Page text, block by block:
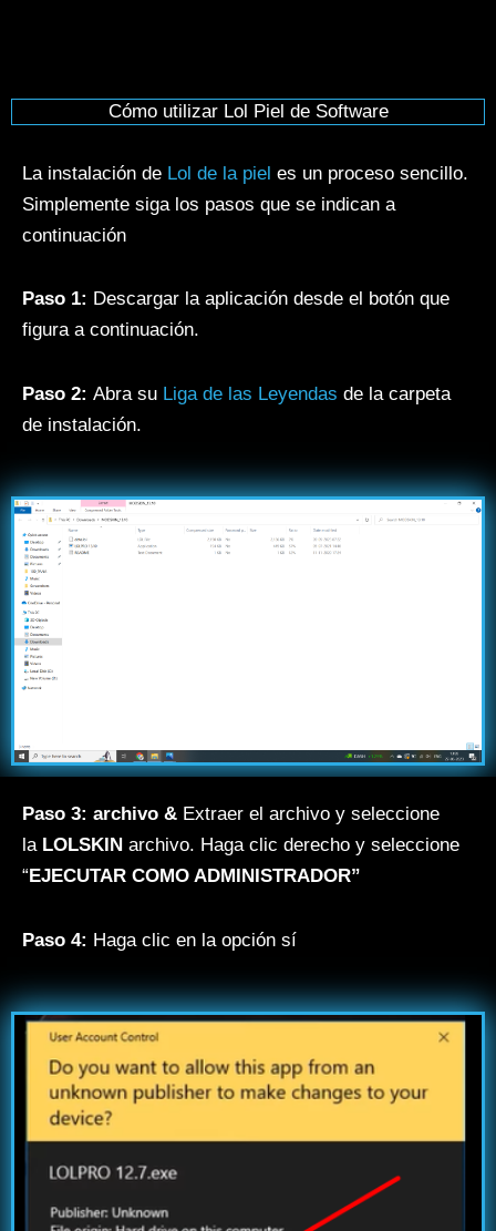
Cómo utilizar Lol Piel de Software
La instalación de Lol de la piel es un proceso sencillo.
Simplemente siga los pasos que se indican a
continuación
Paso 1: Descargar la aplicación desde el botón que
figura a continuación.
Paso 2: Abra su Liga de las Leyendas de la carpeta
de instalación.
Paso 3: archivo & Extraer el archivo y seleccione
la LOLSKIN archivo. Haga clic derecho y seleccione
“ EJECUTAR COMO ADMINISTRADOR”
Paso 4: Haga clic en la opción sí